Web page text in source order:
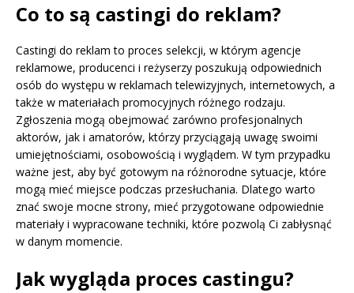
Co to są castingi do reklam?
Castingi do reklam to proces selekcji, w którym agencje
reklamowe, producenci i reżyserzy poszukują odpowiednich
osób do występu w reklamach telewizyjnych, internetowych, a
także w materiałach promocyjnych różnego rodzaju.
Zgłoszenia mogą obejmować zarówno profesjonalnych
aktorów, jak i amatorów, którzy przyciągają uwagę swoimi
umiejętnościami, osobowością i wyglądem. W tym przypadku
ważne jest, aby być gotowym na różnorodne sytuacje, które
mogą mieć miejsce podczas przesłuchania. Dlatego warto
znać swoje mocne strony, mieć przygotowane odpowiednie
materiały i wypracowane techniki, które pozwolą Ci zabłysnąć
w danym momencie.
Jak wygląda proces castingu?